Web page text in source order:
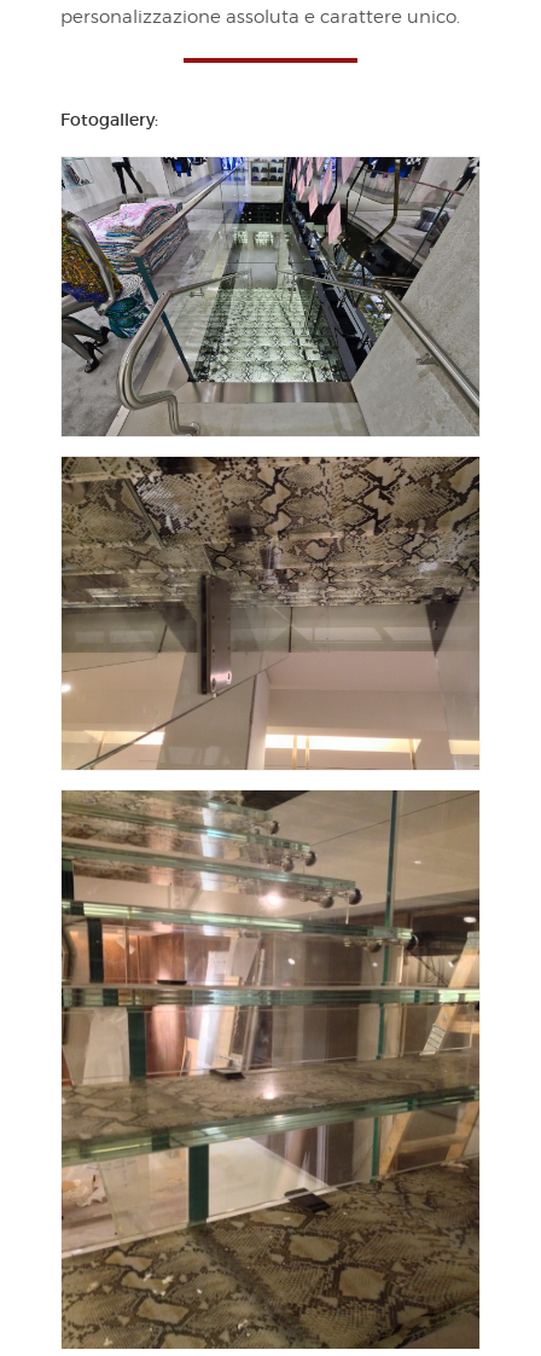
personalizzazione assoluta e carattere unico.
Fotogallery: